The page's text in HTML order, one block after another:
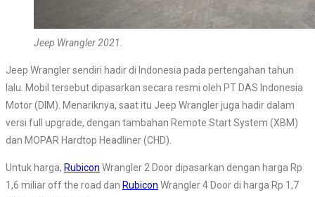
Jeep Wrangler 2021.
Jeep Wrangler sendiri hadir di Indonesia pada pertengahan tahun
lalu. Mobil tersebut dipasarkan secara resmi oleh PT DAS Indonesia
Motor (DIM). Menariknya, saat itu Jeep Wrangler juga hadir dalam
versi full upgrade, dengan tambahan Remote Start System (XBM)
dan MOPAR Hardtop Headliner (CHD).
Untuk harga, Rubicon Wrangler 2 Door dipasarkan dengan harga Rp
1,6 miliar off the road dan Rubicon Wrangler 4 Door di harga Rp 1,7